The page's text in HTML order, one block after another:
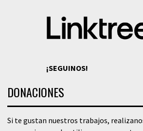
¡SEGUINOS!
DONACIONES
Si te gustan nuestros trabajos,